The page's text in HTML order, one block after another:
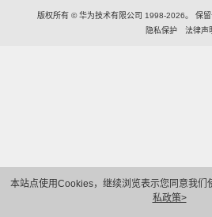
本站点使用Cookies，继续浏览表示您同意我们
私政策>
版权所有 © 华为技术有限公司 1998-2026。 保
隐私保护
法律声